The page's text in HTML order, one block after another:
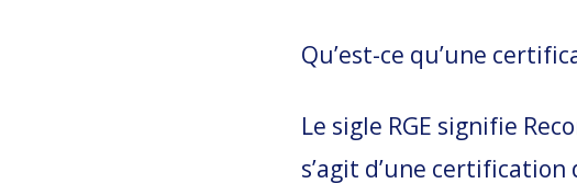
Qu’est-ce qu’une
Le sigle RGE signifie
s’agit d’une